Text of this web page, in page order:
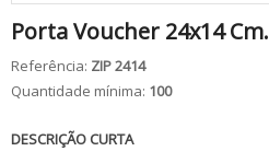
Porta Voucher 24x14 Cm.
Referência: ZIP 2414
Quantidade mínima: 100
DESCRIÇÃO CURTA